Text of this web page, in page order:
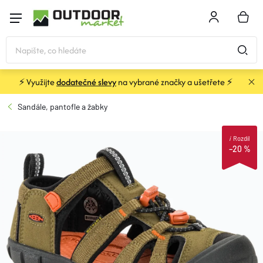
obsah
KOŠÍK
STANY
BATOHY A TAŠKY
KARIMATKY
OBLEČENÍ
⚡ Využijtedodatečné slevyna vybrané značky a ušetřete ⚡
Sandále, pantofle a žabky
–20 %
iRozdíl